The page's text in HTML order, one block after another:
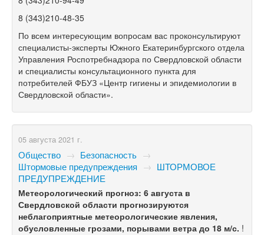
8 (343)210-48-35
По всем интересующим вопросам вас проконсультируют
специалисты-эксперты Южного Екатеринбургского отдела
Управления Роспотребнадзора по Свердловской области
и специалисты консультационного пункта для
потребителей ФБУЗ «Центр гигиены и эпидемиологии в
Свердловской области».
05 августа 2021 г.
Общество → Безопасность →
Штормовые предупреждения → ШТОРМОВОЕ
ПРЕДУПРЕЖДЕНИЕ
Метеорологический прогноз: 6 августа в
Свердловской области прогнозируются
неблагоприятные метеорологические явления,
обусловленные грозами, порывами ветра до 18 м/с. !